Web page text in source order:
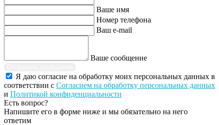
Ваше имя
Номер телефона
Ваш e-mail
Ваше сообщение
Я даю согласие на обработку моих персональных данных в
соответствии с Согласием на обработку персональных данных
и Политикой конфиденциальности
Есть вопрос?
Напишите его в форме ниже и мы обязательно на него
ответим